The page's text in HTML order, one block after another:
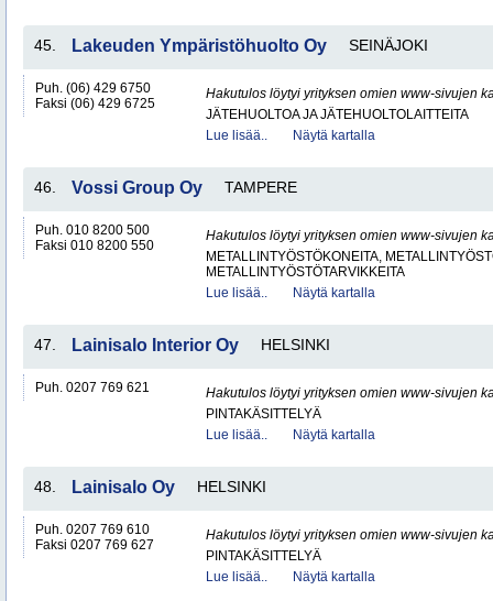
45. Lakeuden Ympäristöhuolto Oy SEINÄJOKI
Puh. (06) 429 6750
Faksi (06) 429 6725
Hakutulos löytyi yrityksen omien www-sivujen
JÄTEHUOLTOA JA JÄTEHUOLTOLAITTEITA
Lue lisää..
Näytä kartalla
46. Vossi Group Oy TAMPERE
Puh. 010 8200 500
Faksi 010 8200 550
Hakutulos löytyi yrityksen omien www-sivujen
METALLINTYÖSTÖKONEITA,
METALLINTYÖSTÖTARVIKKEITA
Lue lisää..
Näytä kartalla
47. Lainisalo Interior Oy HELSINKI
Puh. 0207 769 621
Hakutulos löytyi yrityksen omien www-sivujen
PINTAKÄSITTELYÄ
Lue lisää..
Näytä kartalla
48. Lainisalo Oy HELSINKI
Puh. 0207 769 610
Faksi 0207 769 627
Hakutulos löytyi yrityksen omien www-sivujen
PINTAKÄSITTELYÄ
Lue lisää..
Näytä kartalla